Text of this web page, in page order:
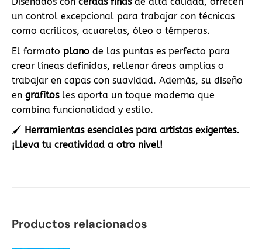
un control excepcional para trabajar con técnicas
como acrílicos, acuarelas, óleo o témperas.
El formato plano de las puntas es perfecto para
crear líneas definidas, rellenar áreas amplias o
trabajar en capas con suavidad. Además, su diseño
en grafitosles aporta un toque moderno que
combina funcionalidad y estilo.
🖌️ Herramientas esenciales para artistas exigentes.
¡Lleva tu creatividad a otro nivel!
Productos relacionados